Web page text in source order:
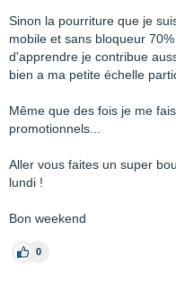
Sinon la pourriture que je
mobile et sans bloqueur
d'apprendre je contribue
bien a ma petite échelle
Même que des fois je me
promotionnels...
Aller vous faites un super
lundi !
Bon weekend
0